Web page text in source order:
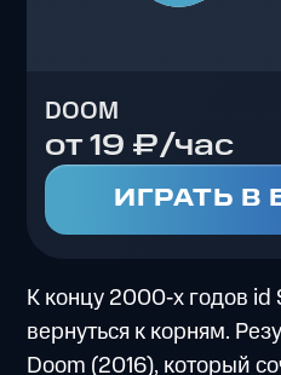
DOOM
от 19 ₽/час
ИГРАТЬ В
К концу 2000‑х годов
вернуться к корням.
Doom (2016), который